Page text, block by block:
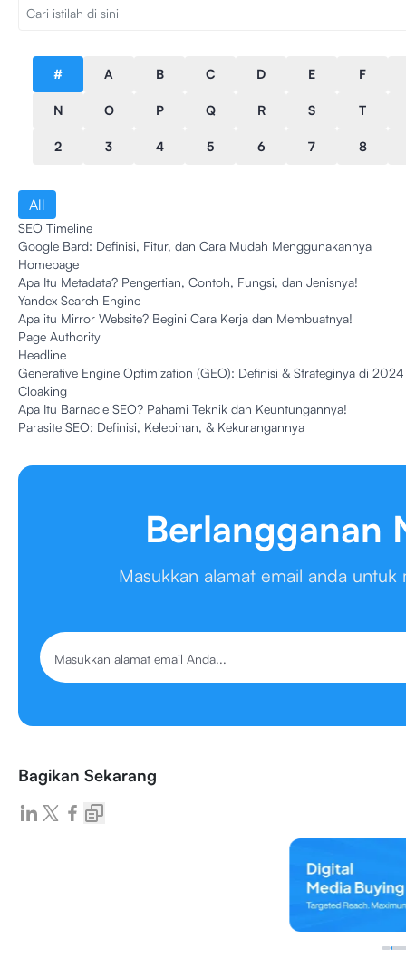
# A B C D E F
N O P Q R S T
2 3 4 5 6 7 8
All
SEO Timeline
Google Bard: Definisi, Fitur, dan Cara Mudah Menggunakannya
Homepage
Apa Itu Metadata? Pengertian, Contoh, Fungsi, dan Jenisnya!
Yandex Search Engine
Apa itu Mirror Website? Begini Cara Kerja dan Membuatnya!
Page Authority
Headline
Generative Engine Optimization (GEO): Definisi & Strateginya di 2024
Cloaking
Apa Itu Barnacle SEO? Pahami Teknik dan Keuntungannya!
Parasite SEO: Definisi, Kelebihan, & Kekurangannya
Berlangganan
Masukkan alamat email anda
Bagikan Sekarang